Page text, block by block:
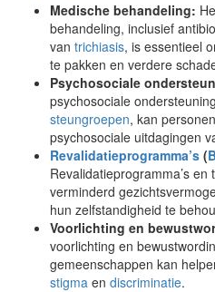
Medische behandeling:
behandeling, inclusief
van trichiasis, is essentieel
te pakken en verdere
Psychosociale
psychosociale
steungroepen, kan
psychosociale uitdagingen
Revalidatieprogramma’s (
Revalidatieprogramma’s
verminderd
hun zelfstandigheid te
Voorlichting en
voorlichting en
gemeenschappen kan
stigma en discriminatie.